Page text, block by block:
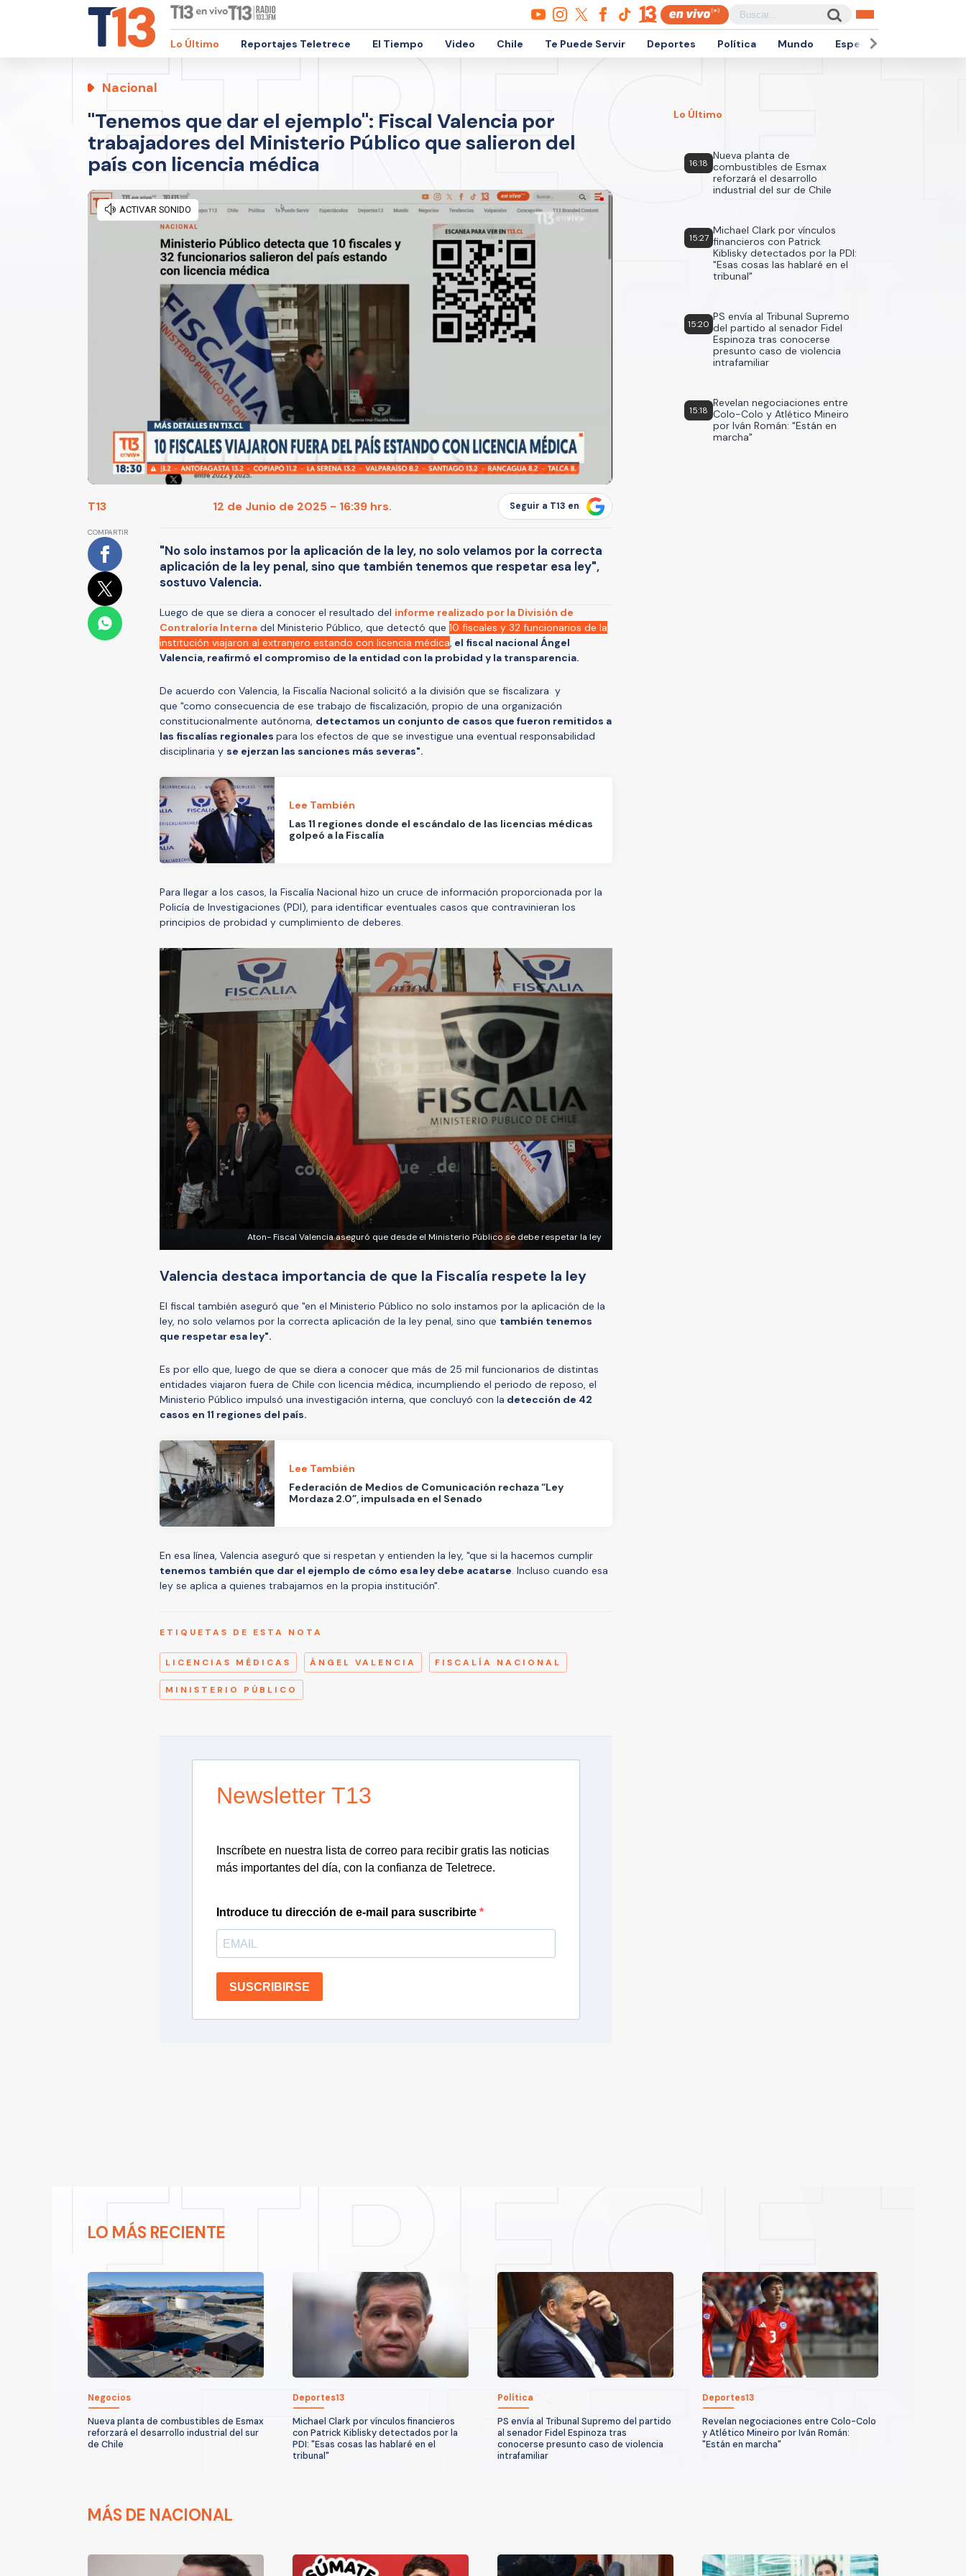
Lo Último Reportajes Teletrece El Tiempo Video Chile Te Puede Servir Deportes Política Mundo Espectáculos
Nacional
"Tenemos que dar el ejemplo": Fiscal Valencia por
trabajadores del Ministerio Público que salieron del
país con licencia médica
T13 12 de Junio de 2025 - 16:39 hrs. Seguir a T13 en
COMPARTIR
"No solo instamos por la aplicación de la ley, no solo velamos por la correcta
aplicación de la ley penal, sino que también tenemos que respetar esa ley",
sostuvo Valencia.
Luego de que se diera a conocer el resultado del informe realizado por la División de
Contraloría Interna del Ministerio Público, que detectó que 10 fiscales y 32 funcionarios de la
institución viajaron al extranjero estando con licencia médica, el fiscal nacional Ángel
Valencia, reafirmó el compromiso de la entidad con la probidad y la transparencia.
De acuerdo con Valencia, la Fiscalía Nacional solicitó a la división que se fiscalizara y
que "como consecuencia de ese trabajo de fiscalización, propio de una organización
constitucionalmente autónoma, detectamos un conjunto de casos que fueron remitidos a
las fiscalías regionales para los efectos de que se investigue una eventual responsabilidad
disciplinaria y se ejerzan las sanciones más severas".
Lee También
Las 11 regiones donde el escándalo de las licencias médicas
golpeó a la Fiscalía
Para llegar a los casos, la Fiscalía Nacional hizo un cruce de información proporcionada por la
Policía de Investigaciones (PDI), para identificar eventuales casos que contravinieran los
principios de probidad y cumplimiento de deberes.
Aton- Fiscal Valencia aseguró que desde el Ministerio Público se debe respetar la ley
Valencia destaca importancia de que la Fiscalía respete la ley
El fiscal también aseguró que "en el Ministerio Público no solo instamos por la aplicación de la
ley, no solo velamos por la correcta aplicación de la ley penal, sino que también tenemos
que respetar esa ley".
Es por ello que, luego de que se diera a conocer que más de 25 mil funcionarios de distintas
entidades viajaron fuera de Chile con licencia médica, incumpliendo el periodo de reposo, el
Ministerio Público impulsó una investigación interna, que concluyó con la detección de 42
casos en 11 regiones del país.
Lee También
Federación de Medios de Comunicación rechaza “Ley
Mordaza 2.0”, impulsada en el Senado
En esa línea, Valencia aseguró que si respetan y entienden la ley, "que si la hacemos cumplir
tenemos también que dar el ejemplo de cómo esa ley debe acatarse. Incluso cuando esa
ley se aplica a quienes trabajamos en la propia institución".
ETIQUETAS DE ESTA NOTA
LICENCIAS MÉDICAS ÁNGEL VALENCIA FISCALÍA NACIONAL
MINISTERIO PÚBLICO
Newsletter T13
Inscríbete en nuestra lista de correo para recibir gratis las noticias
más importantes del día, con la confianza de Teletrece.
Introduce tu dirección de e-mail para suscribirte
SUSCRIBIRSE
Lo Último
16:18
Nueva planta de
combustibles de Esmax
reforzará el desarrollo
industrial del sur de Chile
15:27
Michael Clark por vínculos
financieros con Patrick
Kiblisky detectados por la PDI:
"Esas cosas las hablaré en el
tribunal"
15:20
PS envía al Tribunal Supremo
del partido al senador Fidel
Espinoza tras conocerse
presunto caso de violencia
intrafamiliar
15:18
Revelan negociaciones entre
Colo-Colo y Atlético Mineiro
por Iván Román: "Están en
marcha"
LO MÁS RECIENTE
Negocios
Nueva planta de combustibles de Esmax
reforzará el desarrollo industrial del sur
de Chile
Deportes13
Michael Clark por vínculos financieros
con Patrick Kiblisky detectados por la
PDI: "Esas cosas las hablaré en el
tribunal"
Política
PS envía al Tribunal Supremo del partido
al senador Fidel Espinoza tras
conocerse presunto caso de violencia
intrafamiliar
Deportes13
Revelan negociaciones entre Colo-Colo
y Atlético Mineiro por Iván Román:
"Están en marcha"
MÁS DE NACIONAL